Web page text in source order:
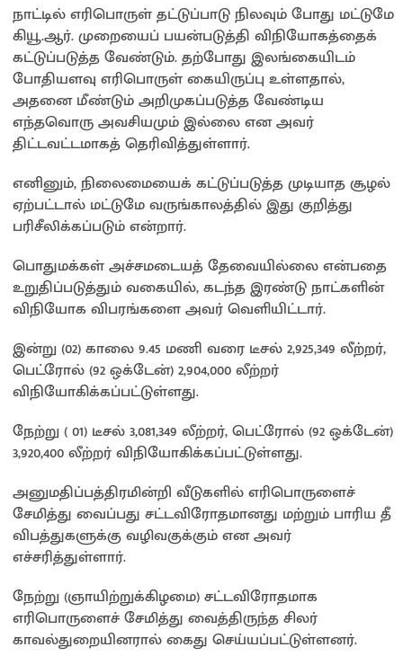
நாட்டில் எரிபொருள் தட்டுப்பாடு நிலவும் போது மட்டுமே
கியூ.ஆர். முறையைப் பயன்படுத்தி விநியோகத்தைக்
கட்டுப்படுத்த வேண்டும். தற்போது இலங்கையிடம்
போதியளவு எரிபொருள் கையிருப்பு உள்ளதால்,
அதனை மீண்டும் அறிமுகப்படுத்த வேண்டிய
எந்தவொரு அவசியமும் இல்லை என அவர்
திட்டவட்டமாகத் தெரிவித்துள்ளார்.
எனினும், நிலைமையைக் கட்டுப்படுத்த முடியாத சூழல்
ஏற்பட்டால் மட்டுமே வருங்காலத்தில் இது குறித்து
பரிசீலிக்கப்படும் என்றார்.
பொதுமக்கள் அச்சமடையத் தேவையில்லை என்பதை
உறுதிப்படுத்தும் வகையில், கடந்த இரண்டு நாட்களின்
விநியோக விபரங்களை அவர் வெளியிட்டார்.
இன்று (02) காலை 9.45 மணி வரை டீசல் 2,925,349 லீற்றர்,
பெட்ரோல் (92 ஒக்டேன்) 2,904,000 லீற்றர்
விநியோகிக்கப்பட்டுள்ளது.
நேற்று ( 01) டீசல் 3,081,349 லீற்றர், பெட்ரோல் (92 ஒக்டேன்)
3,920,400 லீற்றர் விநியோகிக்கப்பட்டுள்ளது.
அனுமதிப்பத்திரமின்றி வீடுகளில் எரிபொருளைச்
சேமித்து வைப்பது சட்டவிரோதமானது மற்றும் பாரிய தீ
விபத்துகளுக்கு வழிவகுக்கும் என அவர்
எச்சரித்துள்ளார்.
நேற்று (ஞாயிற்றுக்கிழமை) சட்டவிரோதமாக
எரிபொருளைச் சேமித்து வைத்திருந்த சிலர்
காவல்துறையினரால் கைது செய்யப்பட்டுள்ளனர்.